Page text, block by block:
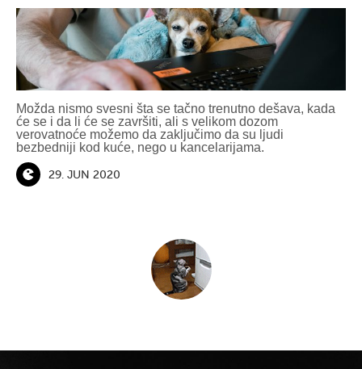
Možda nismo svesni šta se tačno trenutno dešava, kada
će se i da li će se završiti, ali s velikom dozom
verovatnoće možemo da zaključimo da su ljudi
bezbedniji kod kuće, nego u kancelarijama.
29. JUN 2020